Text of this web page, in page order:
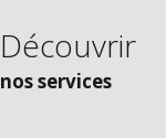
Découvrir
nos services